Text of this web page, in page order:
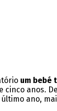
um bebé
cinco anos.
último ano,